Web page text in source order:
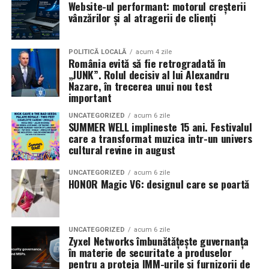
s-a ocupat Bogdan Ivanovici, de scenografie Anca
Miron, iar de costume Francisca Vass.
TRAILER:https://bit.ly/InPieleaMea
Un film produs de: CB MOTION PICTURES în asociere
cu MAGNETIC MEDIA PRODUCTIONS. Producător
executiv: Adela Mara. Manager producție: Iulia Cezara
Roșu
Casting: ELEPHANT MEDIA
Realizat cu sprijinul:
Co-finanțatori:
CORPORATION WEB DESIGN, CLIMA FREON
Sponsori: CLINICA RMN TINERETULUI; CLINICA
IMAMED; OMV PETROM; MIKO BEAUTY PALACE;
Un rezultat-cheie al colaborării internaționale
esteGhidul Eyes-Shut, un instrument practic lansat la
finalul proiectului, care documentează fiecare
spectacol, metodologia utilizată și pașii necesari pentru
a replica acest tip de eveniment în alte comunități.
Ghidul este disponibil public și poate fi consultat aici:
👉https://eyes-shut.forzajuniorcostuleni.ro/guidebook
Ghidul se adresează organizațiilor culturale,
educatorilor, artiștilor, lucrătorilor de tineret și
actorilor comunitari care doresc să dezvolte inițiative
incluzive, oferind exemple concrete, explicații
metodologice și recomandări practice pentru
implementare.
Prin Eyes-Shut, partenerii proiectului transmit un mesaj
clar:incluziunea nu este un concept abstract și nu
Website-ul performant: motorul creșterii
vânzărilor și al atragerii de clienți
POLITICĂ LOCALĂ acum 4 zile
România evită să fie retrogradată în
„JUNK”. Rolul decisiv al lui Alexandru
Nazare, în trecerea unui nou test
important
UNCATEGORIZED acum 6 zile
SUMMER WELL implineste 15 ani. Festivalul
care a transformat muzica intr-un univers
cultural revine in august
UNCATEGORIZED acum 6 zile
HONOR Magic V6: designul care se poartă
UNCATEGORIZED acum 6 zile
Zyxel Networks îmbunătățește guvernanța
în materie de securitate a produselor
pentru a proteja IMM-urile și furnizorii de